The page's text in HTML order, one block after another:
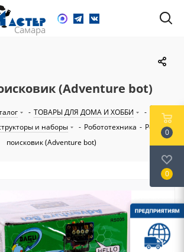
(Adventure bot)
- ТОВАРЫ ДЛЯ ДОМА И ХОББИ
-
и наборы
- Робототехника - Робот-
поисковик (Adventure bot)
0
0